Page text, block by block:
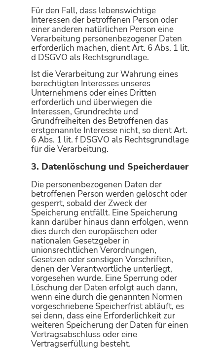
Für den Fall, dass lebenswichtige
Interessen der betroffenen Person oder
einer anderen natürlichen Person eine
Verarbeitung personenbezogener Daten
erforderlich machen, dient Art. 6 Abs. 1 lit.
d DSGVO als Rechtsgrundlage.
Ist die Verarbeitung zur Wahrung eines
berechtigten Interesses unseres
Unternehmens oder eines Dritten
erforderlich und überwiegen die
Interessen, Grundrechte und
Grundfreiheiten des Betroffenen das
erstgenannte Interesse nicht, so dient Art.
6 Abs. 1 lit. f DSGVO als Rechtsgrundlage
für die Verarbeitung.
3. Datenlöschung und Speicherdauer
Die personenbezogenen Daten der
betroffenen Person werden gelöscht oder
gesperrt, sobald der Zweck der
Speicherung entfällt. Eine Speicherung
kann darüber hinaus dann erfolgen, wenn
dies durch den europäischen oder
nationalen Gesetzgeber in
unionsrechtlichen Verordnungen,
Gesetzen oder sonstigen Vorschriften,
denen der Verantwortliche unterliegt,
vorgesehen wurde. Eine Sperrung oder
Löschung der Daten erfolgt auch dann,
wenn eine durch die genannten Normen
vorgeschriebene Speicherfrist abläuft, es
sei denn, dass eine Erforderlichkeit zur
weiteren Speicherung der Daten für einen
Vertragsabschluss oder eine
Vertragserfüllung besteht.